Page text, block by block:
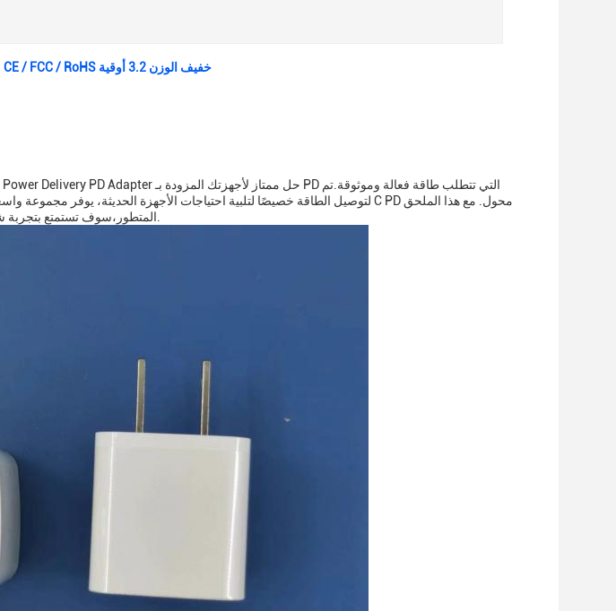
محول 20W USB C PD مع 1.67A من التيار الخارجي CE / FCC / RoHS خفيف الوزن 3.2 أوقية